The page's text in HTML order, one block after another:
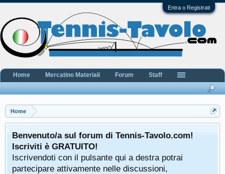
Entra o Registrati
Home
Benvenuto/a sul forum di Tennis-Tavolo.com!
Iscriviti è GRATUITO!
Iscrivendoti con il pulsante qui a destra potrai
partecipare attivamente nelle discussioni,
Home Mercatino Materiali Forum Staff